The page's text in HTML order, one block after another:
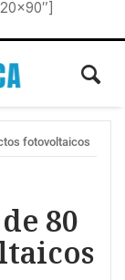
fotovoltaicos
80